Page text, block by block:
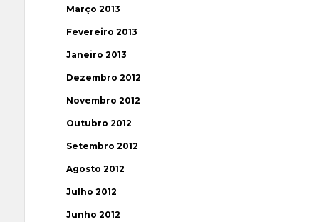
Março 2013
Fevereiro 2013
Janeiro 2013
Dezembro 2012
Novembro 2012
Outubro 2012
Setembro 2012
Agosto 2012
Julho 2012
Junho 2012